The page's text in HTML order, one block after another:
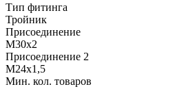
Тип фитинга
Тройник
Присоединение
M30x2
Присоединение 2
M24x1,5
Мин. кол. товаров